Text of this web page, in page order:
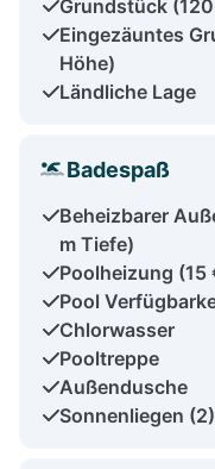
Grundstück
Eingezäuntes
Höhe)
Ländliche Lage
Badespaß
Beheizbarer
m Tiefe)
Poolheizung (15
Pool
Chlorwasser
Pooltreppe
Außendusche
Sonnenliegen (2)